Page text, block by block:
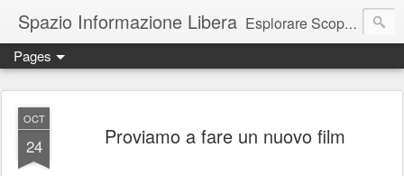
Spazio Informazione Libera Esplorare Scoprire Creare
Escursioni, viaggi, arte, tecnologia, attualità
Pages
OCT
24 Proviamo a fare un nuovo film